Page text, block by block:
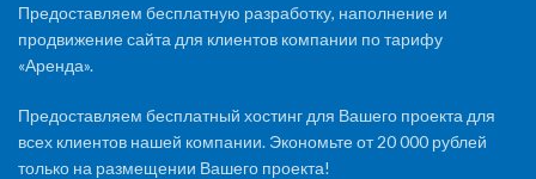
Предоставляем бесплатную разработку, наполнение и
продвижение сайта для клиентов компании по тарифу
«Аренда».
Предоставляем бесплатный хостинг для Вашего проекта для
всех клиентов нашей компании. Экономьте от 20 000 рублей
только на размещении Вашего проекта!